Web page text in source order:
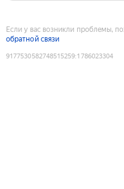
Если у вас возникли проблемы,
обратной связи
9177530582748515259:1786023304